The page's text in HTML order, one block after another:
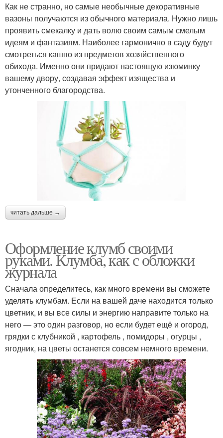
Как не странно, но самые необычные декоративные
вазоны получаются из обычного материала. Нужно лишь
проявить смекалку и дать волю своим самым смелым
идеям и фантазиям. Наиболее гармонично в саду будут
смотреться кашпо из предметов хозяйственного
обихода. Именно они придают настоящую изюминку
вашему двору, создавая эффект изящества и
утонченного благородства.
читать дальше →
Оформление клумб своими
руками. Клумба, как с обложки
журнала
Сначала определитесь, как много времени вы сможете
уделять клумбам. Если на вашей даче находится только
цветник, и вы все силы и энергию направите только на
него — это один разговор, но если будет ещё и огород,
грядки с клубникой , картофель , помидоры , огурцы ,
ягодник, на цветы останется совсем немного времени.